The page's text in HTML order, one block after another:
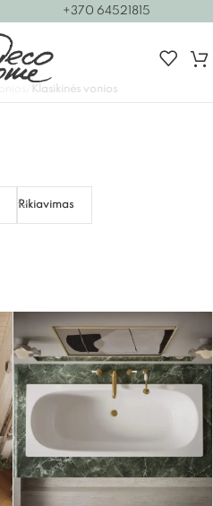
+370 64521815
Klasikinės vonios
Rikiavimas